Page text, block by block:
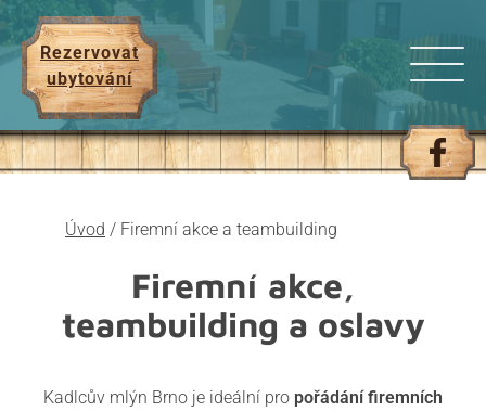
Rezervovat
ubytování
Úvod / Firemní akce a teambuilding
Firemní akce,
teambuilding a oslavy
Kadlcův mlýn Brno je ideální pro pořádání firemních